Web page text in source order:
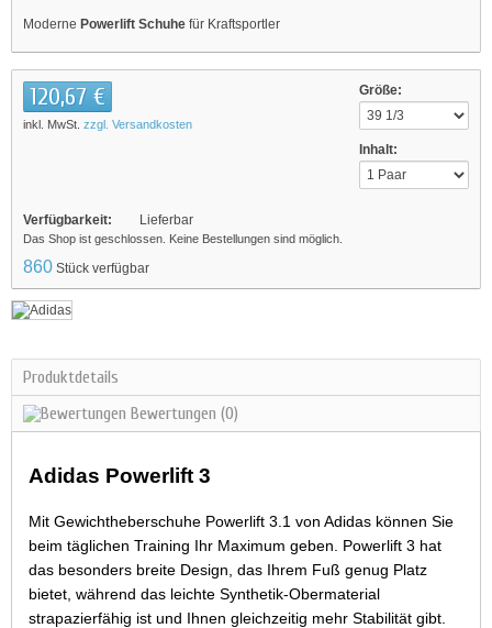
Moderne Powerlift Schuhe für Kraftsportler
Größe:
Inhalt:
120,67 €
inkl. MwSt. zzgl. Versandkosten
Verfügbarkeit: Lieferbar
Das Shop ist geschlossen. Keine Bestellungen sind möglich.
860 Stück verfügbar
Produktdetails
Bewertungen (0)
Adidas Powerlift 3
Mit Gewichtheberschuhe Powerlift 3.1 von Adidas können Sie
beim täglichen Training Ihr Maximum geben. Powerlift 3 hat
das besonders breite Design, das Ihrem Fuß genug Platz
bietet, während das leichte Synthetik-Obermaterial
strapazierfähig ist und Ihnen gleichzeitig mehr Stabilität gibt.